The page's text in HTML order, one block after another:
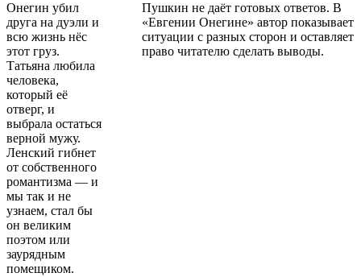
Онегин убил
друга на дуэли и
всю жизнь нёс
этот груз.
Татьяна любила
человека,
который её
отверг, и
выбрала остаться
верной мужу.
Ленский гибнет
от собственного
романтизма — и
мы так и не
узнаем, стал бы
он великим
поэтом или
заурядным
помещиком.
Пушкин не даёт готовых ответов. В
«Евгении Онегине» автор показывает
ситуации с разных сторон и оставляет
право читателю сделать выводы.